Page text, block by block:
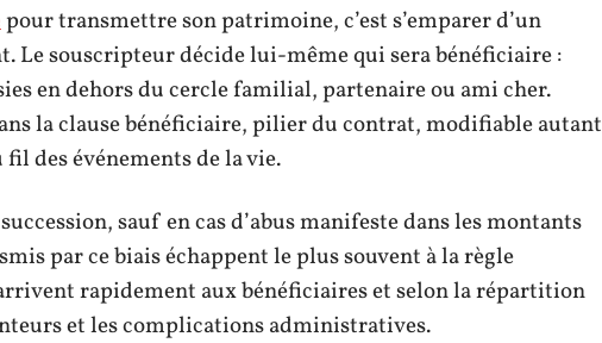
pour transmettre son patrimoine, c’est s’emparer d’un
Le souscripteur décide lui-même qui sera bénéficiaire :
en dehors du cercle familial, partenaire ou ami cher.
la clause bénéficiaire, pilier du contrat, modifiable autant
fil des événements de la vie.
sauf en cas d’abus manifeste dans les montants
par ce biais échappent le plus souvent à la règle
rapidement aux bénéficiaires et selon la répartition
et les complications administratives.